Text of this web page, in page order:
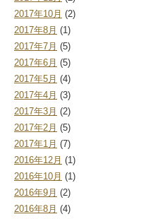
2017年10月 (2)
2017年8月 (1)
2017年7月 (5)
2017年6月 (5)
2017年5月 (4)
2017年4月 (3)
2017年3月 (2)
2017年2月 (5)
2017年1月 (7)
2016年12月 (1)
2016年10月 (1)
2016年9月 (2)
2016年8月 (4)